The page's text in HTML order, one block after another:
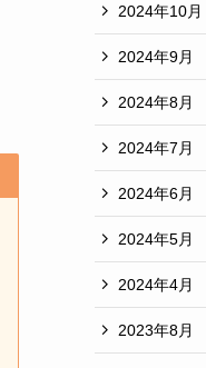
2024年10月
2024年9月
2024年8月
2024年7月
2024年6月
2024年5月
2024年4月
2023年8月